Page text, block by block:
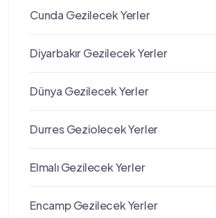
Cunda Gezilecek Yerler
Diyarbakır Gezilecek Yerler
Dünya Gezilecek Yerler
Durres Geziolecek Yerler
Elmalı Gezilecek Yerler
Encamp Gezilecek Yerler